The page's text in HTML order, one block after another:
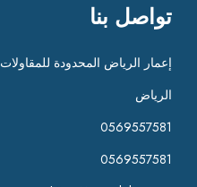
تواصل بنا
إعمار الرياض المحدودة للمقاولات
الرياض
0569557581
0569557581